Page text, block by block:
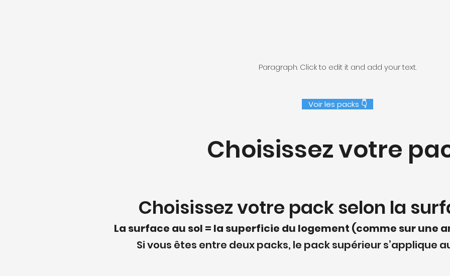
Paragraph. Click to edit it and add your text.
Voir les packs 👇
Choisissez votre
Choisissez votre pack selon la
La surface au sol = la superficie du logement (comme sur une
Si vous êtes entre deux packs, le pack supérieur s’applique